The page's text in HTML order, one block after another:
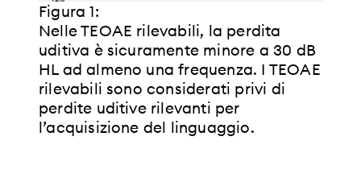
Figura 1:
Nelle TEOAE rilevabili, la perdita
uditiva è sicuramente minore a 30 dB
HL ad almeno una frequenza. I TEOAE
rilevabili sono considerati privi di
perdite uditive rilevanti per
l’acquisizione del linguaggio.